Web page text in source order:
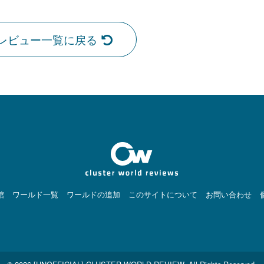
ビュー一覧に戻る
ワールド一覧 ワールドの追加 このサイトについて お問い合わせ